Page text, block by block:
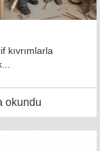
kıvrımlarla
okundu